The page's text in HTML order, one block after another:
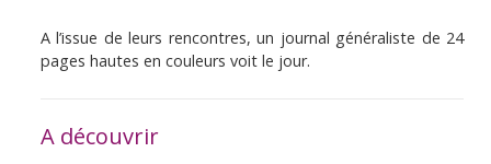
A l’issue de leurs rencontres, un journal généraliste de 24
pages hautes en couleurs voit le jour.
A découvrir